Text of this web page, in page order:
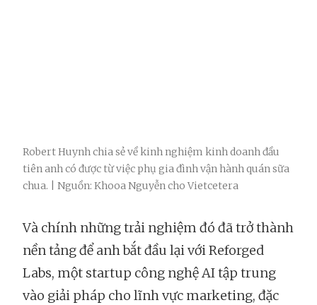
Robert Huynh chia sẻ về kinh nghiệm kinh doanh đầu
tiên anh có được từ việc phụ gia đình vận hành quán sữa
chua. | Nguồn: Khooa Nguyễn cho Vietcetera
Và chính những trải nghiệm đó đã trở thành
nền tảng để anh bắt đầu lại với Reforged
Labs, một startup công nghệ AI tập trung
vào giải pháp cho lĩnh vực marketing, đặc